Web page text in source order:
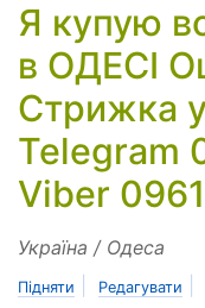
Я купую
в ОДЕСІ
Стрижка
Telegram
Viber
Україна / Одеса
Підняти Редагувати